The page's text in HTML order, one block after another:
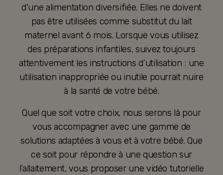
d’une alimentation diversifiée. Elles ne doivent
pas être utilisées comme substitut du lait
maternel avant 6 mois. Lorsque vous utilisez
des préparations infantiles, suivez toujours
attentivement les instructions d’utilisation : une
utilisation inappropriée ou inutile pourrait nuire
à la santé de votre bébé.
Quel que soit votre choix, nous serons là pour
vous accompagner avec une gamme de
solutions adaptées à vous et à votre bébé. Que
ce soit pour répondre à une question sur
l’allaitement, vous proposer une vidéo tutorielle